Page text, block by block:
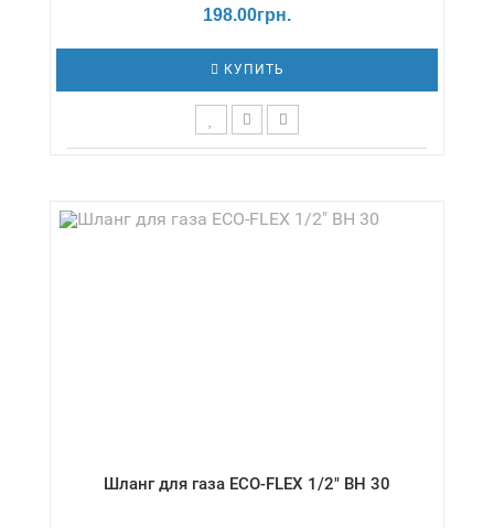
198.00грн.
КУПИТЬ
+80 °С / Серия - Газ/стандарт
Шланг для газа ECO-FLEX 1/2" ВН 30